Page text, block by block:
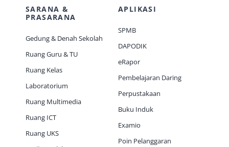
SARANA &
PRASARANA
Gedung & Denah Sekolah
Ruang Guru & TU
Ruang Kelas
Laboratorium
Ruang Multimedia
Ruang ICT
Ruang UKS
APLIKASI
SPMB
DAPODIK
eRapor
Pembelajaran Daring
Perpustakaan
Buku Induk
Examio
Poin Pelanggaran